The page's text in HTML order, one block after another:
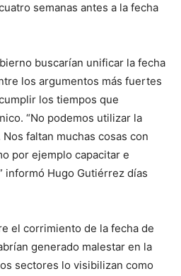
semanas antes a la fecha
buscarían unificar la fecha
los argumentos más fuertes
los tiempos que
“No podemos utilizar la
faltan muchas cosas con
por ejemplo capacitar e
informó Hugo Gutiérrez días
el corrimiento de la fecha de
generado malestar en la
sectores lo visibilizan como